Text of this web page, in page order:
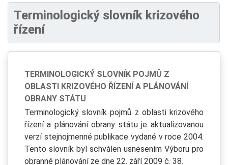
Terminologický slovník krizového
řízení
TERMINOLOGICKÝ SLOVNÍK POJMŮ Z
OBLASTI KRIZOVÉHO ŘÍZENÍ A PLÁNOVÁNÍ
OBRANY STÁTU
Terminologický slovník pojmů z oblasti krizového
řízení a plánování obrany státu je aktualizovanou
verzí stejnojmenné publikace vydané v roce 2004.
Tento slovník byl schválen usnesením Výboru pro
obranné plánování ze dne 22. září 2009 č. 38.